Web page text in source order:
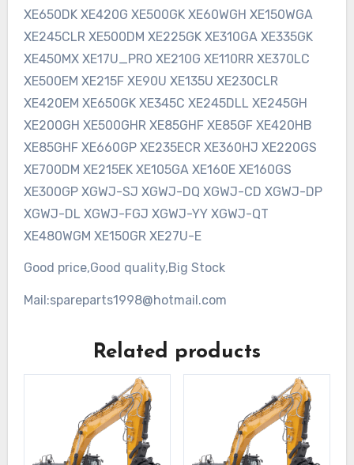
XE650DK XE420G XE500GK XE60WGH XE150WGA
XE245CLR XE500DM XE225GK XE310GA XE335GK
XE450MX XE17U_PRO XE210G XE110RR XE370LC
XE500EM XE215F XE90U XE135U XE230CLR
XE420EM XE650GK XE345C XE245DLL XE245GH
XE200GH XE500GHR XE85GHF XE85GF XE420HB
XE85GHF XE660GP XE235ECR XE360HJ XE220GS
XE700DM XE215EK XE105GA XE160E XE160GS
XE300GP XGWJ-SJ XGWJ-DQ XGWJ-CD XGWJ-DP
XGWJ-DL XGWJ-FGJ XGWJ-YY XGWJ-QT
XE480WGM XE150GR XE27U-E
Good price,Good quality,Big Stock
Mail:spareparts1998@hotmail.com
Related products